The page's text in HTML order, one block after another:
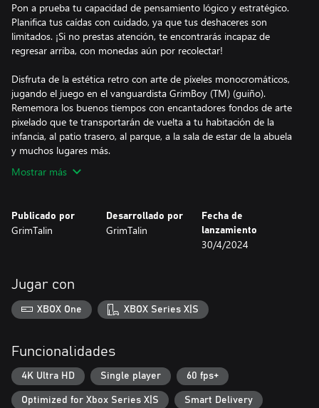
Pon a prueba tu capacidad de pensamiento lógico y estratégico.
Planifica tus caídas con cuidado, ya que tus deshaceres son
limitados. ¡Si no prestas atención, te encontrarás incapaz de
regresar arriba, con monedas aún por recolectar!
Disfruta de la estética retro con arte de píxeles monocromáticos,
jugando el juego en el vanguardista GrimBoy (TM) (guiño).
Rememora los buenos tiempos con encantadores fondos de arte
pixelado que te transportarán de vuelta a tu habitación de la
infancia, al patio trasero, al parque, a la sala de estar de la abuela
y muchos lugares más.
Mostrar más
Publicado por
GrimTalin
Desarrollado por
GrimTalin
Fecha de
lanzamiento
30/4/2024
Jugar con
XBOX One XBOX Series X|S
Funcionalidades
4K Ultra HD Single player 60 fps+
Optimized for Xbox Series X|S Smart Delivery